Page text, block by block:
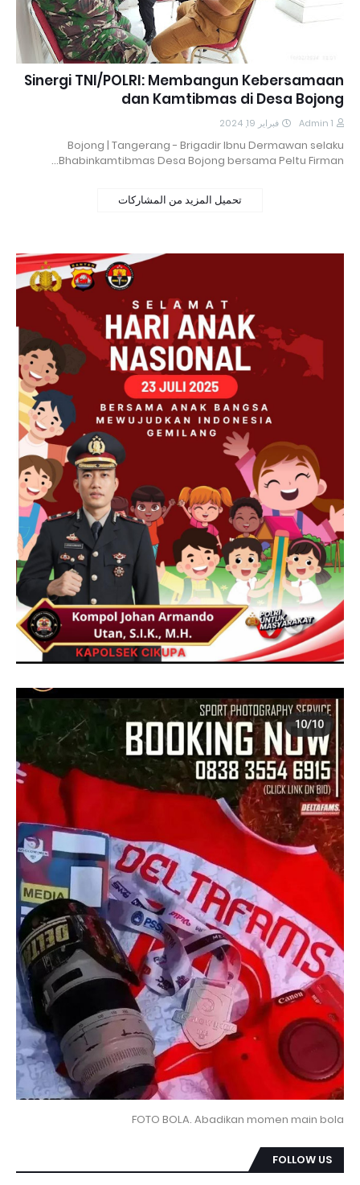
Sinergi TNI/POLRI: Membangun Kebersamaan
dan Kamtibmas di Desa Bojong
Admin 1 فبراير 19, 2024
Bojong | Tangerang - Brigadir Ibnu Dermawan selaku
Bhabinkamtibmas Desa Bojong bersama Peltu Firman…
تحميل المزيد من المشاركات
FOTO BOLA. Abadikan momen main bola
FOLLOW US